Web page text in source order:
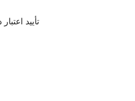
تأیید